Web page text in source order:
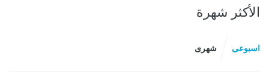
الأكثر شهرة
اسبوعى شهرى